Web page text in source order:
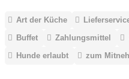
Art der Küche
Buffet
Zahlungsmittel
Hunde erlaubt
zum